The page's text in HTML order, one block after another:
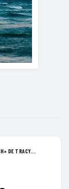
DE TRACY...